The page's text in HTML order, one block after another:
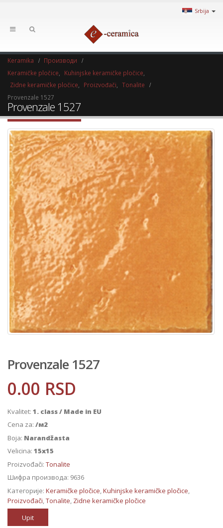
Srbija
Keramika
Производи
Keramičke pločice
Kuhinjske keramičke pločice
Zidne keramičke pločice
Proizvođači
Tonalite
Provenzale 1527
Provenzale 1527
Provenzale 1527
0.00 RSD
Kvalitet: 1. class / Made in EU
Cena za: /м2
Boja: Narandžasta
Velicina: 15x15
Proizvođači: Tonalite
Шифра производа: 9636
Категорије: Keramičke pločice,Kuhinjske keramičke pločice,
Proizvođači,Tonalite, Zidne keramičke pločice
Upit